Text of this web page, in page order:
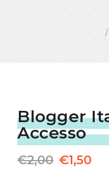
Blogger
Accesso
€2,00 €1,50